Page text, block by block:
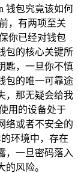
钱包究竟该如何
，有两项至关
你已经对钱包
包的核心关键所
匙，一旦你不慎
包的唯一可靠途
，那无疑会给我
用的设备处于
络或者不安全的
环境中，存在
，一旦密码落入
风险。